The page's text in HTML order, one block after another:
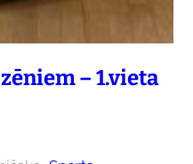
– 1.vieta